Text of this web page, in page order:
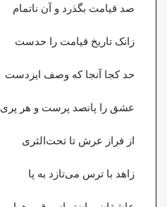
صد قیامت بگذرد و آن ناتمام
زانک تاریخ قیامت را حدست
حد کجا آنجا که وصف ایزدست
عشق را پانصد پرست و هر پری
از فراز عرش تا تحت‌الثری
زاهد با ترس می‌تازد به پا